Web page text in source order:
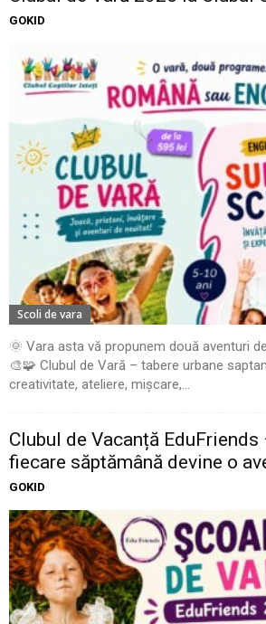
GOKID
Scoli de vara
🌞 Vara asta vă propunem două aventuri
🎨🧩 Clubul de Vară – tabere urbane
creativitate, ateliere, mișcare,...
Clubul de Vacanță EduFriends
fiecare săptămână devine o
GOKID